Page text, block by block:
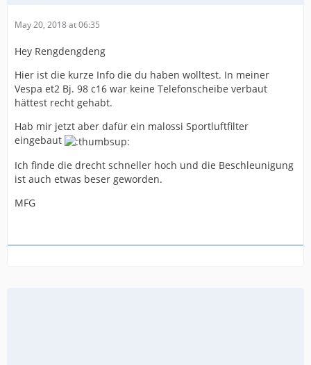
May 20, 2018 at 06:35
Hey Rengdengdeng
Hier ist die kurze Info die du haben wolltest. In meiner
Vespa et2 Bj. 98 c16 war keine Telefonscheibe verbaut
hättest recht gehabt.
Hab mir jetzt aber dafür ein malossi Sportluftfilter
eingebaut
Ich finde die drecht schneller hoch und die Beschleunigung
ist auch etwas beser geworden.
MFG